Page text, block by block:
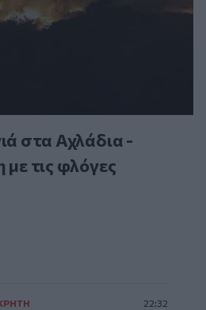
στα Αχλάδια -
τις φλόγες
22:32